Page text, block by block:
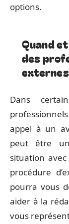
options.
Quand
des
Dans
appel à un
peut être
situation
procédure
pourra vous
aider à la
vous